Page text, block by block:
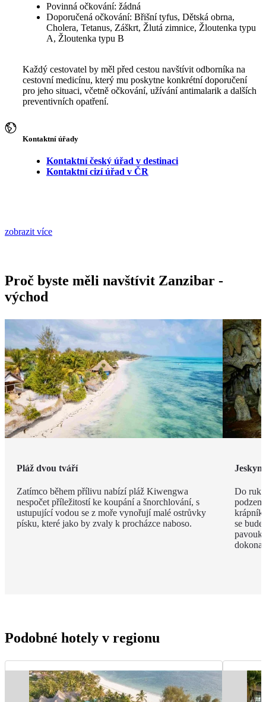
Povinná očkování: žádná
Doporučená očkování: Břišní tyfus, Dětská obrna,
Cholera, Tetanus, Záškrt, Žlutá zimnice, Žloutenka typu
A, Žloutenka typu B
Každý cestovatel by měl před cestou navštívit odborníka na
cestovní medicínu, který mu poskytne konkrétní doporučení
pro jeho situaci, včetně očkování, užívání antimalarik a dalších
preventivních opatření.
Kontaktní úřady
Kontaktní český úřad v destinaci
Kontaktní cizí úřad v ČR
zobrazit více
Proč byste měli navštívit Zanzibar -
východ
Pláž dvou tváří
Zatímco během přílivu nabízí pláž Kiwengwa
nespočet příležitostí ke koupání a šnorchlování, s
ustupující vodou se z moře vynořují malé ostrůvky
písku, které jako by zvaly k procházce naboso.
Do
se
Podobné hotely v regionu